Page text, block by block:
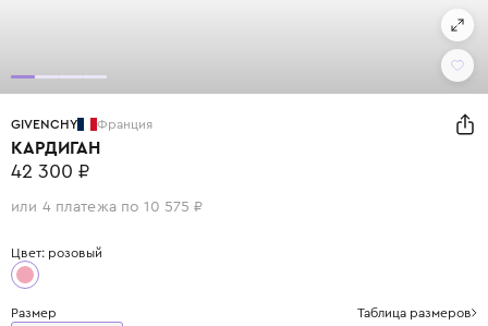
GIVENCHY Франция
КАРДИГАН
42 300 ₽
или 4 платежа по 10 575 ₽
Цвет: розовый
Размер Таблица размеров